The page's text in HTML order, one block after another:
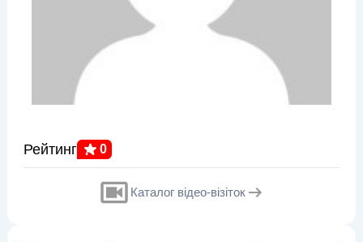
Рейтинг 0
Каталог відео-візіток